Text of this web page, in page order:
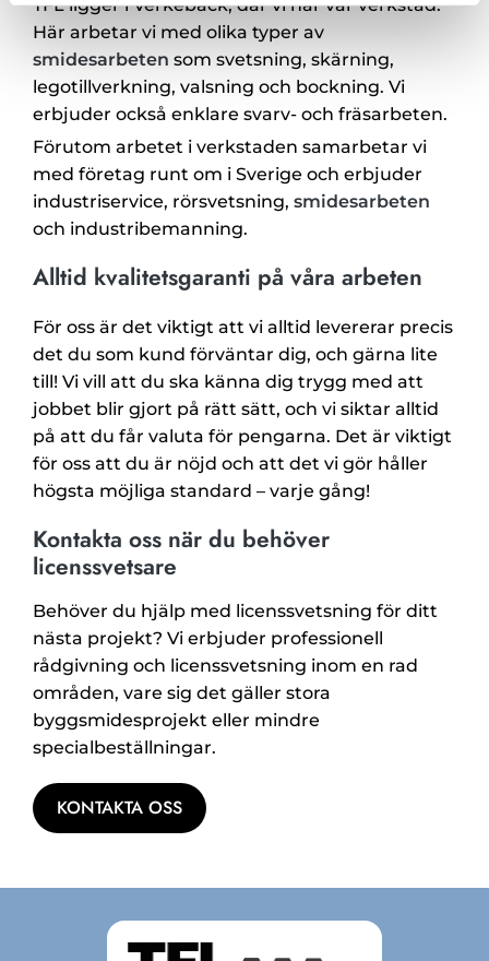
TFL ligger i Verkebäck, där vi har vår verkstad.
Här arbetar vi med olika typer av
smidesarbeten som svetsning, skärning,
legotillverkning, valsning och bockning. Vi
erbjuder också enklare svarv- och fräsarbeten.
Förutom arbetet i verkstaden samarbetar vi
med företag runt om i Sverige och erbjuder
industriservice, rörsvetsning, smidesarbeten
och industribemanning.
Alltid kvalitetsgaranti på våra arbeten
För oss är det viktigt att vi alltid levererar precis
det du som kund förväntar dig, och gärna lite
till! Vi vill att du ska känna dig trygg med att
jobbet blir gjort på rätt sätt, och vi siktar alltid
på att du får valuta för pengarna. Det är viktigt
för oss att du är nöjd och att det vi gör håller
högsta möjliga standard – varje gång!
Kontakta oss när du behöver
licenssvetsare
Behöver du hjälp med licenssvetsning för ditt
nästa projekt? Vi erbjuder professionell
rådgivning och licenssvetsning inom en rad
områden, vare sig det gäller stora
byggsmidesprojekt eller mindre
specialbeställningar.
KONTAKTA OSS